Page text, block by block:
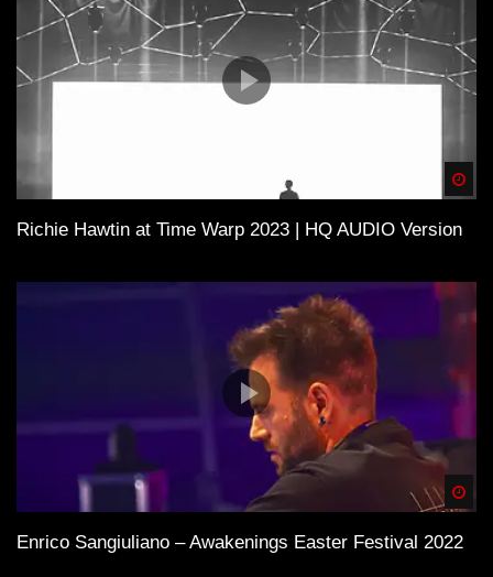
Richie Hawtin at Time Warp 2023 | HQ AUDIO Version
Enrico Sangiuliano – Awakenings Easter Festival 2022